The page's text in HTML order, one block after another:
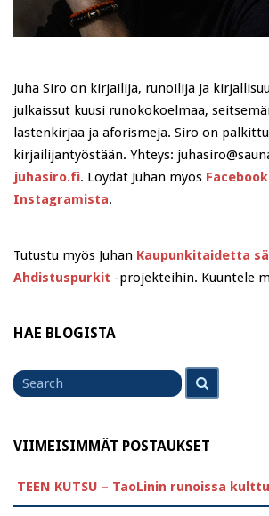
Juha Siro on kirjailija, runoilija ja
julkaissut kuusi runokokoelmaa,
lastenkirjaa ja aforismeja. Siro on
kirjailijantyöstään. Yhteys:
juhasiro.fi. Löydät Juhan myös
Instagramista.
Tutustu myös Juhan Kaupunkitaidetta
Ahdistuspurkit -projekteihin. Kuuntele
HAE BLOGISTA
Search
for
VIIMEISIMMÄT POSTAUKSET
TEEN KUTSU – TaoLinin runoissa